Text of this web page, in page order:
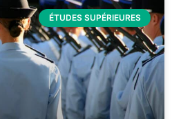
ÉTUDES SUPÉRIEURES